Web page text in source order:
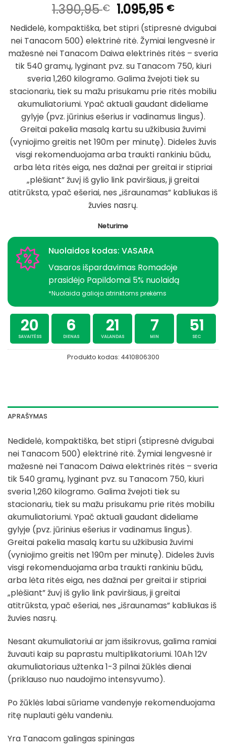
1.390,95€ Original
price
was:
1.390,95 €.
1.095,95 €Current
price
is:
1.095,95
Nedidelė, kompaktiška, bet stipri (stipresnė dvigubai
nei Tanacom 500) elektrinė ritė. Žymiai lengvesnė ir
mažesnė nei Tanacom Daiwa elektrinės ritės – sveria
tik 540 gramų, lyginant pvz. su Tanacom 750, kiuri
sveria 1,260 kilogramo. Galima žvejoti tiek su
stacionariu, tiek su mažu prisukamu prie ritės mobiliu
akumuliatoriumi. Ypač aktuali gaudant dideliame
gylyje (pvz. jūrinius ešerius ir vadinamus lingus).
Greitai pakelia masalą kartu su užkibusia žuvimi
(vyniojimo greitis net 190m per minutę). Dideles žuvis
visgi rekomenduojama arba traukti rankiniu būdu,
arba lėta ritės eiga, nes dažnai per greitai ir stipriai
„plėšiant” žuvį iš gylio link paviršiaus, ji greitai
atitrūksta, ypač ešeriai, nes „išraunamas” kabliukas iš
žuvies nasrų.
Neturime
Nuolaidos kodas: VASARA
Vasaros išpardavimas Romadoje
prasidėjo Papildomai 5% nuolaidą
*Nuolaida galioja atrinktoms prekėms
20
SAVAITĖSS
6
DIENAS
21
VALANDAS
7
MIN
50
SEC
Produkto kodas: 4410806300
APRAŠYMAS
Nedidelė, kompaktiška, bet stipri (stipresnė dvigubai
nei Tanacom 500) elektrinė ritė. Žymiai lengvesnė ir
mažesnė nei Tanacom Daiwa elektrinės ritės – sveria
tik 540 gramų, lyginant pvz. su Tanacom 750, kiuri
sveria 1,260 kilogramo. Galima žvejoti tiek su
stacionariu, tiek su mažu prisukamu prie ritės mobiliu
akumuliatoriumi. Ypač aktuali gaudant dideliame
gylyje (pvz. jūrinius ešerius ir vadinamus lingus).
Greitai pakelia masalą kartu su užkibusia žuvimi
(vyniojimo greitis net 190m per minutę). Dideles žuvis
visgi rekomenduojama arba traukti rankiniu būdu,
arba lėta ritės eiga, nes dažnai per greitai ir stipriai
„plėšiant” žuvį iš gylio link paviršiaus, ji greitai
atitrūksta, ypač ešeriai, nes „išraunamas” kabliukas iš
žuvies nasrų.
Nesant akumuliatoriui ar jam išsikrovus, galima ramiai
žuvauti kaip su paprastu multiplikatoriumi. 10Ah 12V
akumuliatoriaus užtenka 1-3 pilnai žūklės dienai
(priklauso nuo naudojimo intensyvumo).
Po žūklės labai sūriame vandenyje rekomenduojama
ritę nuplauti gėlu vandeniu.
Yra Tanacom galingas spiningas